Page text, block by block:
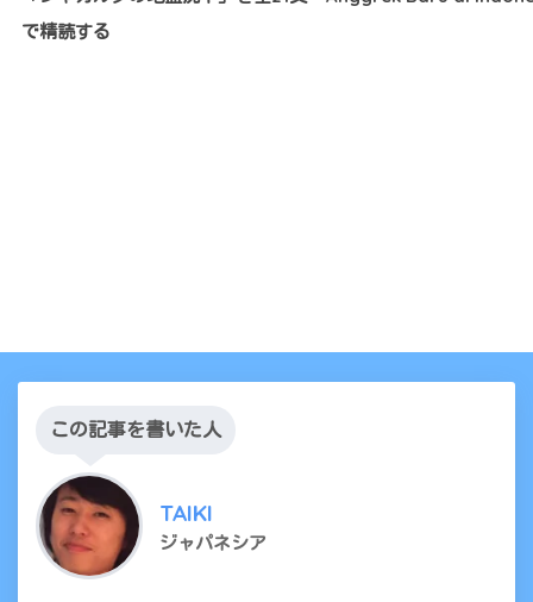
で精読する
この記事を書いた人
TAIKI
ジャパネシア